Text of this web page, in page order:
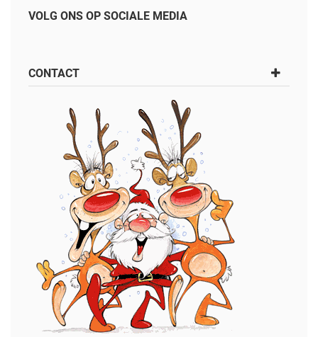
VOLG ONS OP SOCIALE MEDIA
CONTACT